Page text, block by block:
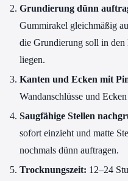
Grundierung dünn
Gummirakel gleichmäßig
die Grundierung soll in
liegen.
Kanten und Ecken mit
Wandanschlüsse und
Saugfähige Stellen
sofort einzieht und matte
nochmals dünn auftragen.
Trocknungszeit: 12–24